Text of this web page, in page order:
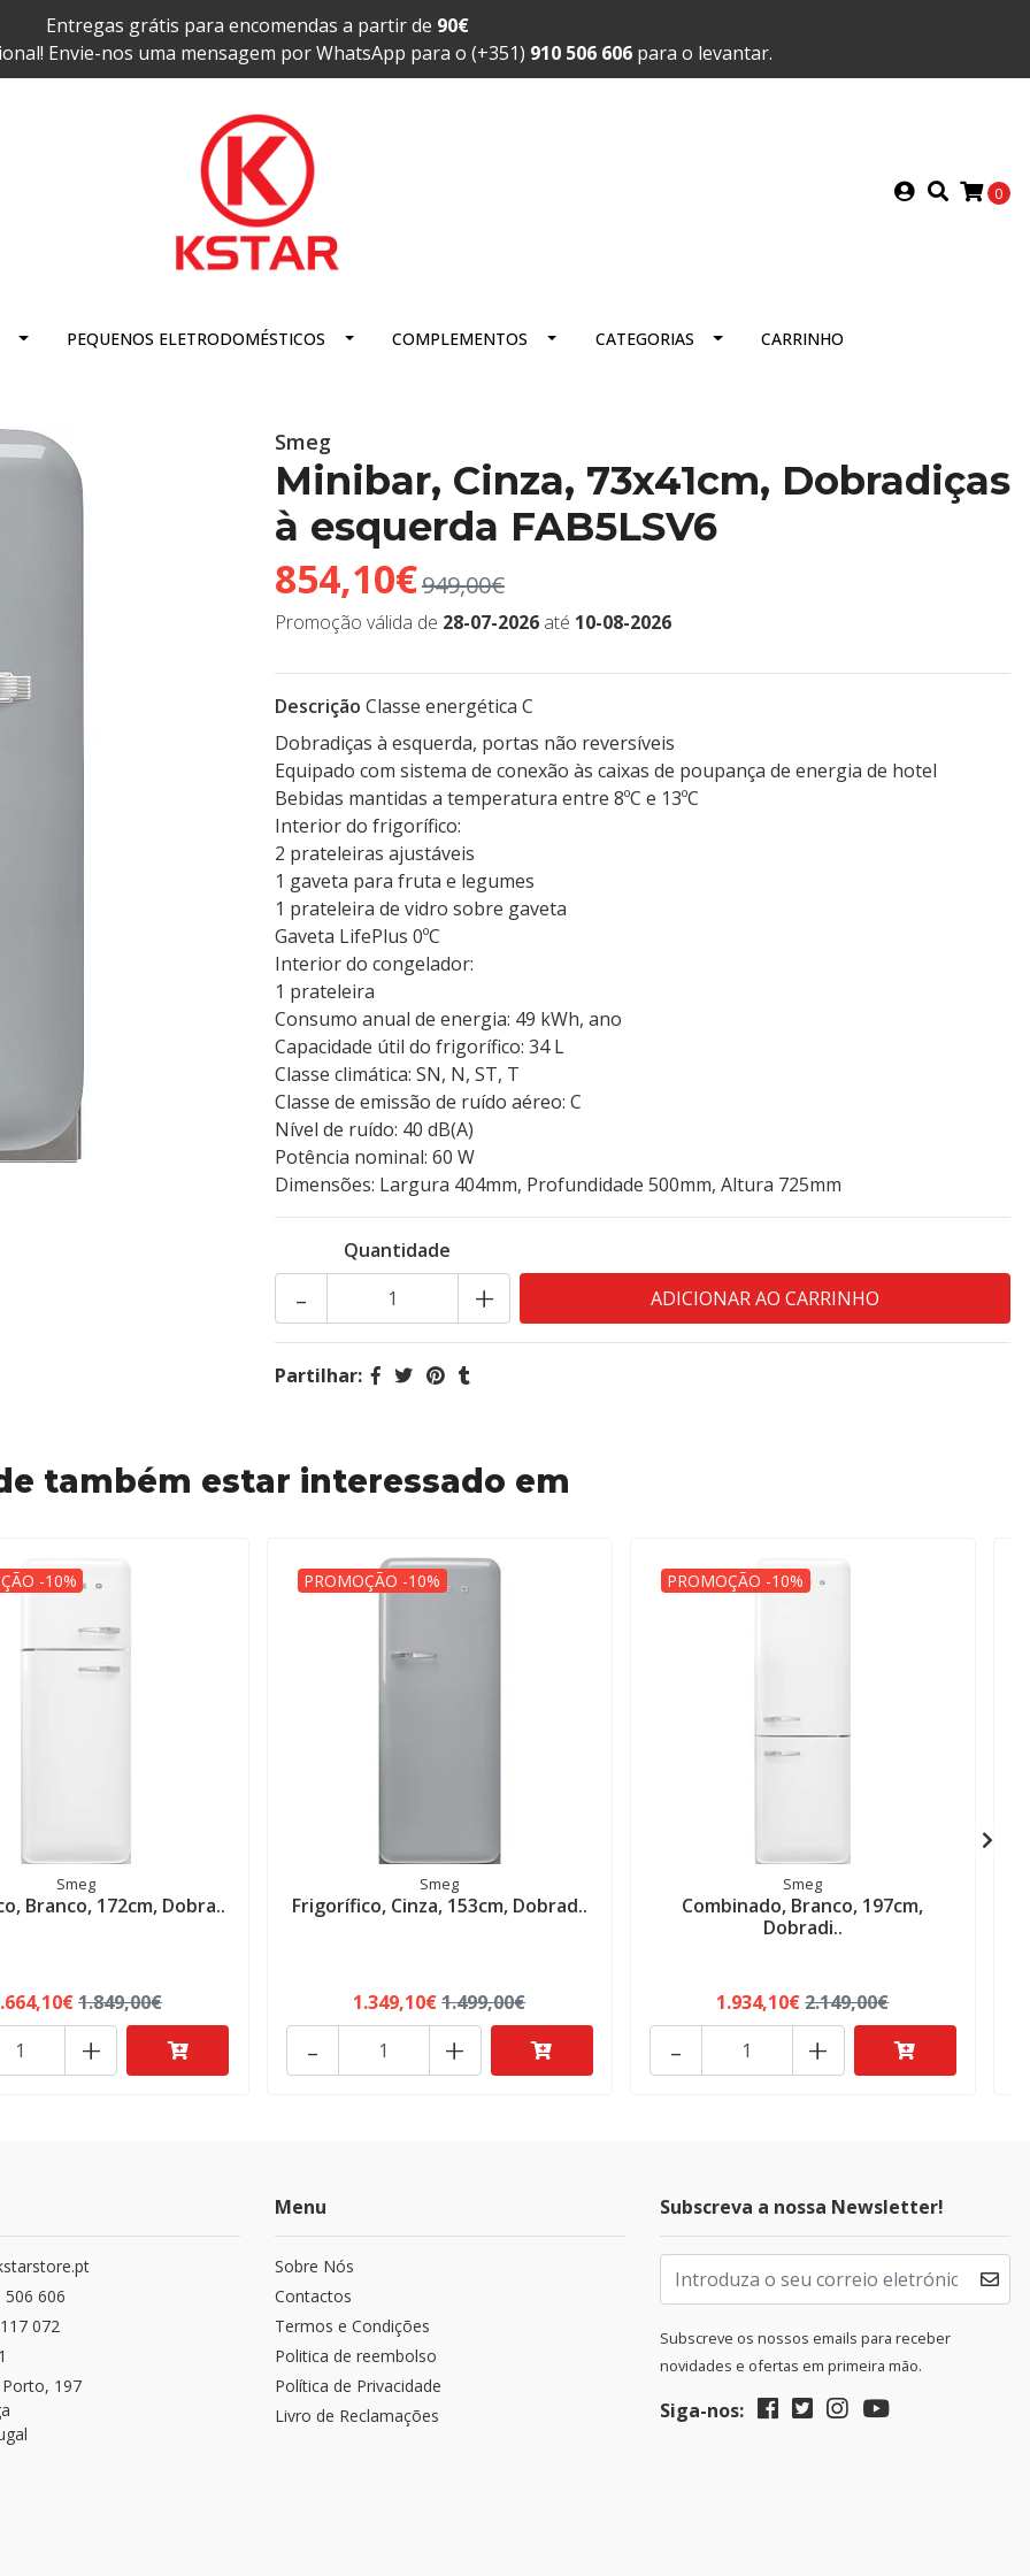
Entregas grátis para encomendas a partir de 90€
Envie-nos uma mensagem por WhatsApp para o (+351) 910 506 606 para o levantar.
0
PEQUENOS ELETRODOMÉSTICOS COMPLEMENTOS CATEGORIAS CARRINHO
Smeg
Minibar, Cinza, 73x41cm, Dobradiças
à esquerda FAB5LSV6
854,10€949,00€
Promoção válida de 28-07-2026 até 10-08-2026
Descrição Classe energética C
Dobradiças à esquerda, portas não reversíveis
Equipado com sistema de conexão às caixas de poupança de energia de hotel
Bebidas mantidas a temperatura entre 8ºC e 13ºC
Interior do frigorífico:
2 prateleiras ajustáveis
1 gaveta para fruta e legumes
1 prateleira de vidro sobre gaveta
Gaveta LifePlus 0ºC
Interior do congelador:
1 prateleira
Consumo anual de energia: 49 kWh, ano
Capacidade útil do frigorífico: 34 L
Classe climática: SN, N, ST, T
Classe de emissão de ruído aéreo: C
Nível de ruído: 40 dB(A)
Potência nominal: 60 W
Dimensões: Largura 404mm, Profundidade 500mm, Altura 725mm
Quantidade
+
-
Partilhar:
também estar interessado em
-10%
Smeg
Branco, 172cm, Dobra..
1.849,00€
+
PROMOÇÃO -10%
Smeg
Frigorífico, Cinza, 153cm, Dobrad..
1.349,10€1.499,00€
+
-
PROMOÇÃO -10%
Smeg
Combinado, Branco, 197cm,
Dobradi..
1.934,10€2.149,00€
+
-
606
072
197
Menu
Sobre Nós
Contactos
Termos e Condições
Politica de reembolso
Política de Privacidade
Livro de Reclamações
Subscreva a nossa Newsletter!
Subscreve os nossos emails para receber
novidades e ofertas em primeira mão.
Siga-nos: